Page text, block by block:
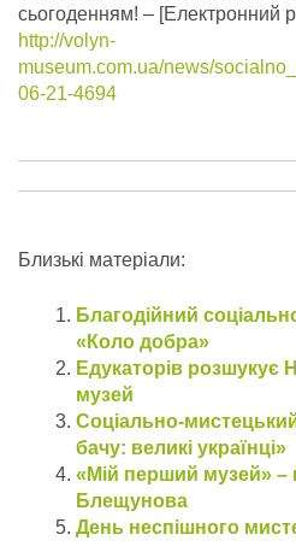
сьогоденням! – [Електронний
http://volyn-
museum.com.ua/news/
06-21-4694
Близькі матеріали:
Благодійний
«Коло добра»
Едукаторів розшукує
музей
Соціально-
бачу: великі українці»
«Мій перший музей»
Блещунова
День неспішного